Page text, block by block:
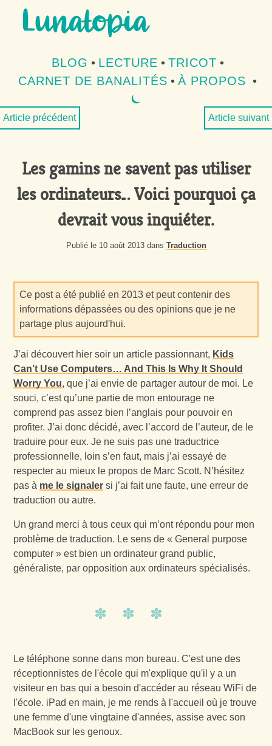
Aller au contenu
Aller au menu
BLOG • LECTURE • TRICOT •
CARNET DE BANALITÉS • À PROPOS •
⏾
MODE SOMBRE
Article précédent Article suivant
Les gamins ne savent pas utiliser
les ordinateurs… Voici pourquoi ça
devrait vous inquiéter.
Publié le 10 août 2013 dans Traduction
Ce post a été publié en 2013 et peut contenir des
informations dépassées ou des opinions que je ne
partage plus aujourd'hui.
J’ai découvert hier soir un article passionnant, Kids
Can’t Use Computers… And This Is Why It Should
Worry You, que j’ai envie de partager autour de moi. Le
souci, c’est qu’une partie de mon entourage ne
comprend pas assez bien l’anglais pour pouvoir en
profiter. J’ai donc décidé, avec l’accord de l’auteur, de le
traduire pour eux. Je ne suis pas une traductrice
professionnelle, loin s’en faut, mais j’ai essayé de
respecter au mieux le propos de Marc Scott. N’hésitez
pas à me le signaler si j’ai fait une faute, une erreur de
traduction ou autre.
Un grand merci à tous ceux qui m’ont répondu pour mon
problème de traduction. Le sens de « General purpose
computer » est bien un ordinateur grand public,
généraliste, par opposition aux ordinateurs spécialisés.
Le téléphone sonne dans mon bureau. C'est une des
réceptionnistes de l'école qui m'explique qu'il y a un
visiteur en bas qui a besoin d'accéder au réseau WiFi de
l'école. iPad en main, je me rends à l'accueil où je trouve
une femme d'une vingtaine d'années, assise avec son
MacBook sur les genoux.